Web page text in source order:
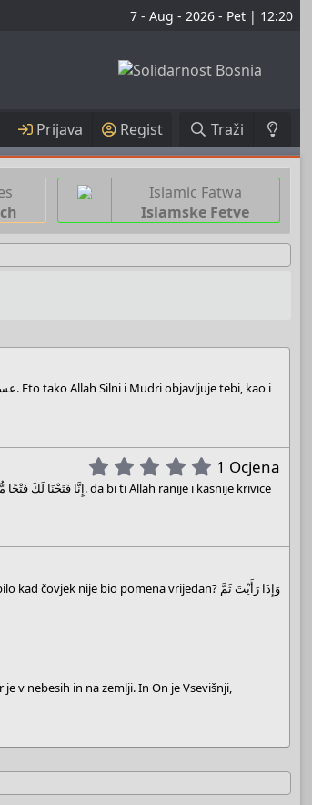
7 - Aug - 2026 - Pet | 12:20
Prijava Regist Traži
Islamic Fatwa
Islamske Fetve
5
.
r
)
1 Ocjena
v nebesih in na zemlji. In On je Vsevišnji,